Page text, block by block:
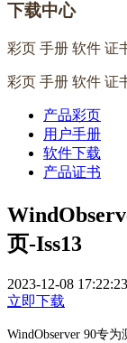
下载中心
彩页 手册 软件 证
彩页 手册 软件 证
产品彩页
用户手册
软件下载
产品证书
页-Iss13
2023-12-08 17:22:23
立即下载
WindObserver 90专